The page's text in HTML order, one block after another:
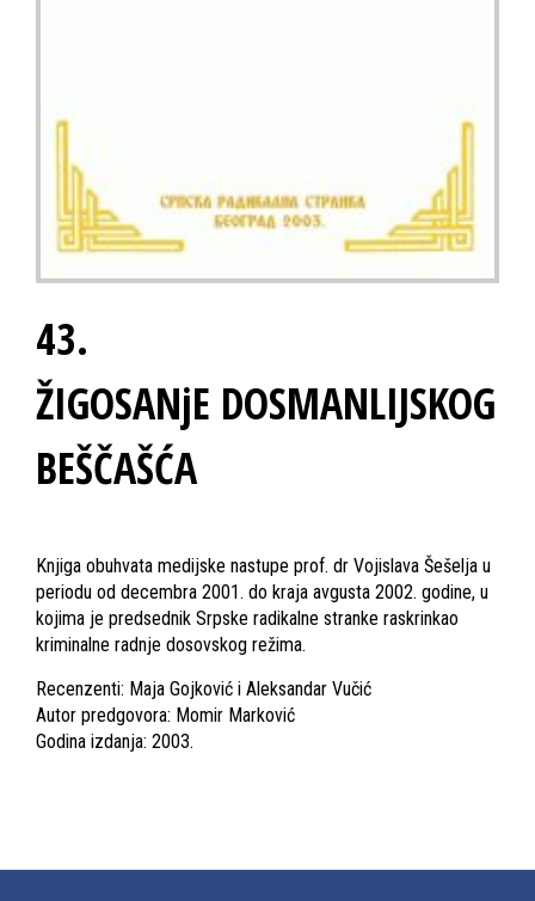
43.
ŽIGOSANjE DOSMANLIJSKOG
BEŠČAŠĆA
Knjiga obuhvata medijske nastupe prof. dr Vojislava Šešelja u
periodu od decembra 2001. do kraja avgusta 2002. godine, u
kojima je predsednik Srpske radikalne stranke raskrinkao
kriminalne radnje dosovskog režima.
Recenzenti: Maja Gojković i Aleksandar Vučić
Autor predgovora: Momir Marković
Godina izdanja: 2003.